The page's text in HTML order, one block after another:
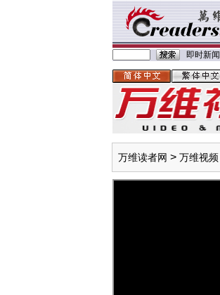
即时新闻
万维读者网 > 万维视频